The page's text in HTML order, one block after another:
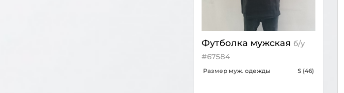
Футболка мужская б/у
#67584
Размер муж. одежды S (46)